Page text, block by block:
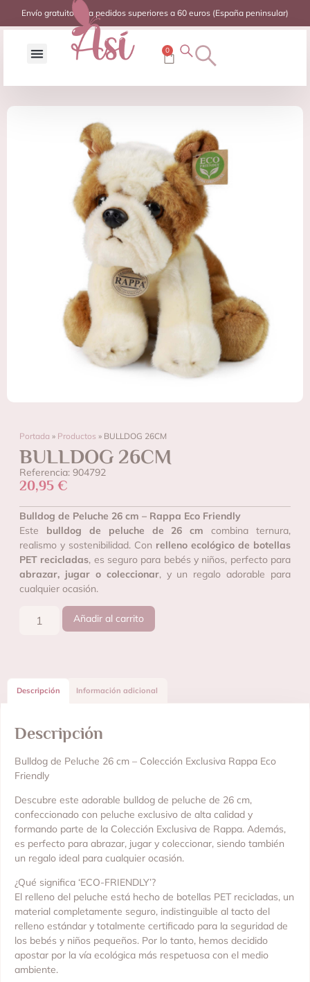
Envío gratuito para pedidos superiores a 60 euros (España peninsular)
0
Portada » Productos » BULLDOG 26CM
BULLDOG 26CM
Referencia: 904792
20,95 €
Bulldog de Peluche 26 cm – Rappa Eco Friendly
Este bulldog de peluche de 26 cm combina ternura,
realismo y sostenibilidad. Con relleno ecológico de botellas
PET recicladas, es seguro para bebés y niños, perfecto para
abrazar, jugar o coleccionar, y un regalo adorable para
cualquier ocasión.
Añadir al carrito
Descripción Información adicional
Descripción
Bulldog de Peluche 26 cm – Colección Exclusiva Rappa Eco
Friendly
Descubre este adorable bulldog de peluche de 26 cm,
confeccionado con peluche exclusivo de alta calidad y
formando parte de la Colección Exclusiva de Rappa. Además,
es perfecto para abrazar, jugar y coleccionar, siendo también
un regalo ideal para cualquier ocasión.
¿Qué significa ‘ECO-FRIENDLY’?
El relleno del peluche está hecho de botellas PET recicladas, un
material completamente seguro, indistinguible al tacto del
relleno estándar y totalmente certificado para la seguridad de
los bebés y niños pequeños. Por lo tanto, hemos decidido
apostar por la vía ecológica más respetuosa con el medio
ambiente.